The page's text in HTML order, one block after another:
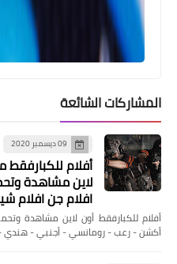
أخبار
جوجل تجد شريكا
الذكية
المشاركات الشائعة
09 ديسمبر 2020
لاين مشاهدة
افلام جن افلام
أكشن - رعب - رومانسي - أجنبي -